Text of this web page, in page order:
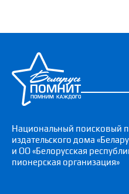
Национальный поисковый
издательского дома
и ОО «Белорусская
пионерская организация»